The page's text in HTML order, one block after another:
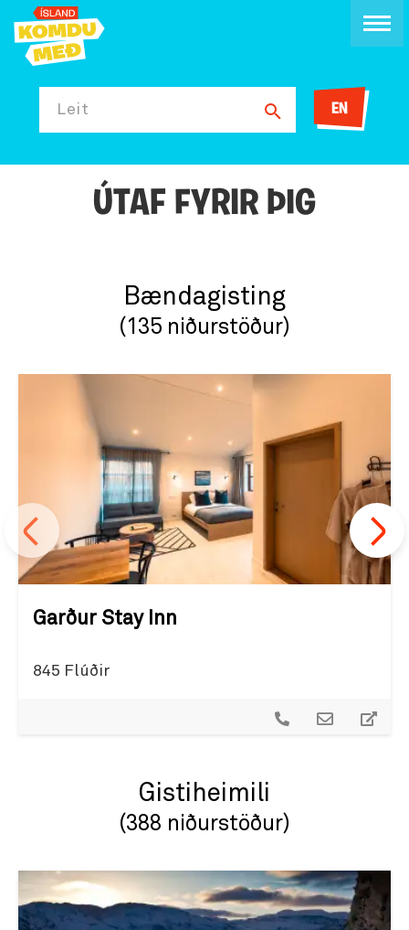
Leit EN
ÚTAF FYRIR ÞIG
Bændagisting
(135 niðurstöður)
Garður Stay Inn
845 Flúðir
Gistiheimili
(388 niðurstöður)